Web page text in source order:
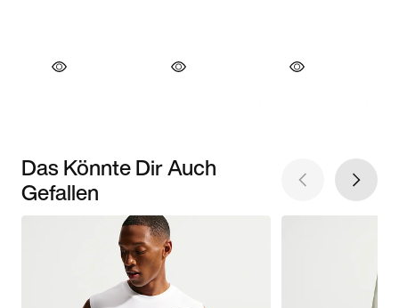
Das Könnte Dir Auch
Gefallen